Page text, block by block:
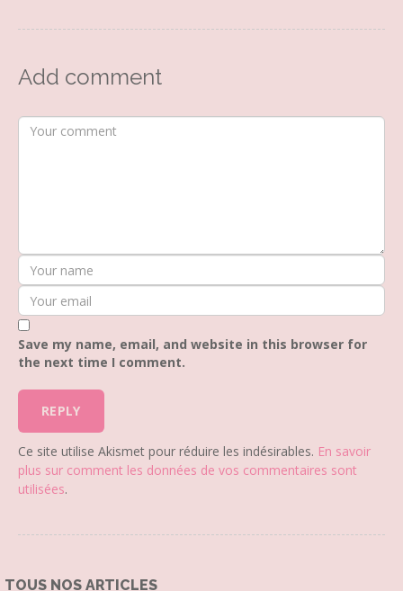
Add comment
Save my name, email, and website in this browser for
the next time I comment.
Ce site utilise Akismet pour réduire les indésirables. En savoir
plus sur comment les données de vos commentaires sont
utilisées.
TOUS NOS ARTICLES